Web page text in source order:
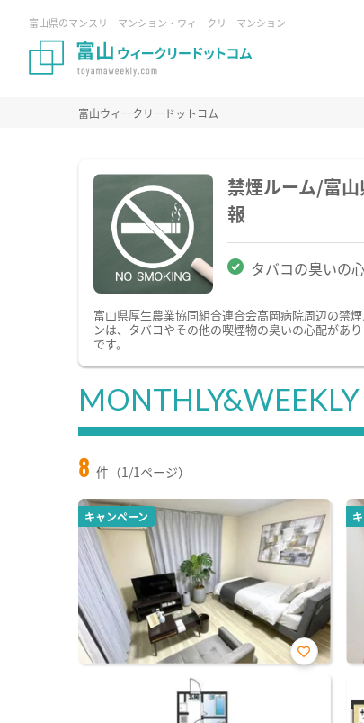
富山県のマンスリーマンション・ウィークリーマンション
富山ウィークリードットコム
禁煙ルーム/富
報
タバコの臭いの
富山県厚生農業協同組合連合会高岡病院周辺の禁
ンは、タバコやその他の喫煙物の臭いの心配があ
です。
MONTHLY&WEEKLY
8 件（1/1ページ）
キャンペーン
お気